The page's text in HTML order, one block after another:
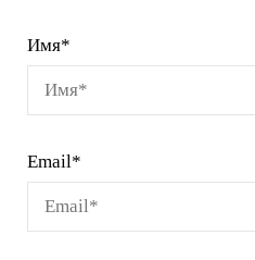
Имя*
Email*